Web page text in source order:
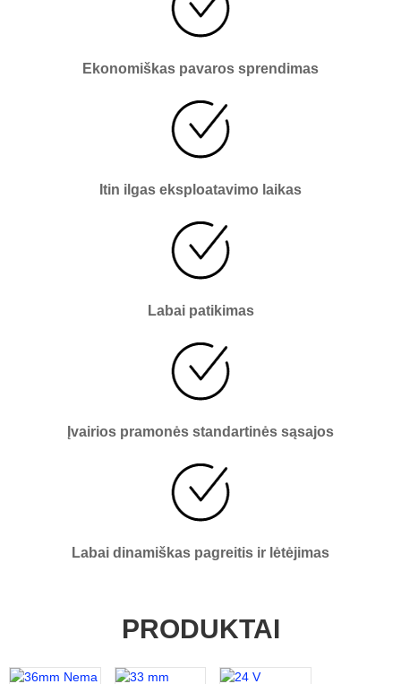
Ekonomiškas pavaros sprendimas
Itin ilgas eksploatavimo laikas
Labai patikimas
Įvairios pramonės standartinės sąsajos
Labai dinamiškas pagreitis ir lėtėjimas
PRODUKTAI